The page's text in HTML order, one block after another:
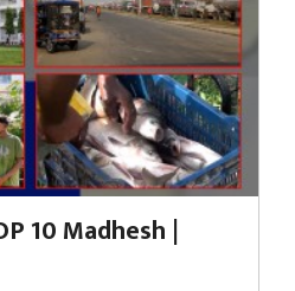
10 Madhesh |